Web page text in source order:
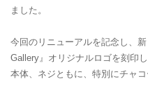
ました。
今回のリニューアルを記念し、
Gallery』オリジナルロゴを刻印
本体、ネジともに、特別にチャ